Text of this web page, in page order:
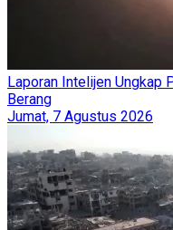
Laporan Intelijen Ungkap
Berang
Jumat, 7 Agustus 2026